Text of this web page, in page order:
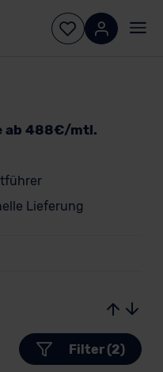
ab 488€/mtl.
Lieferung
Filter (2)